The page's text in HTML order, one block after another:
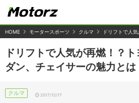
HOME モータースポーツ クルマ ドリフトで人
ドリフトで人気が再燃！？
ダン、チェイサーの魅力とは
クルマ 2017/12/17